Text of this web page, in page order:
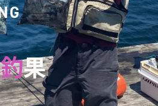
釣果